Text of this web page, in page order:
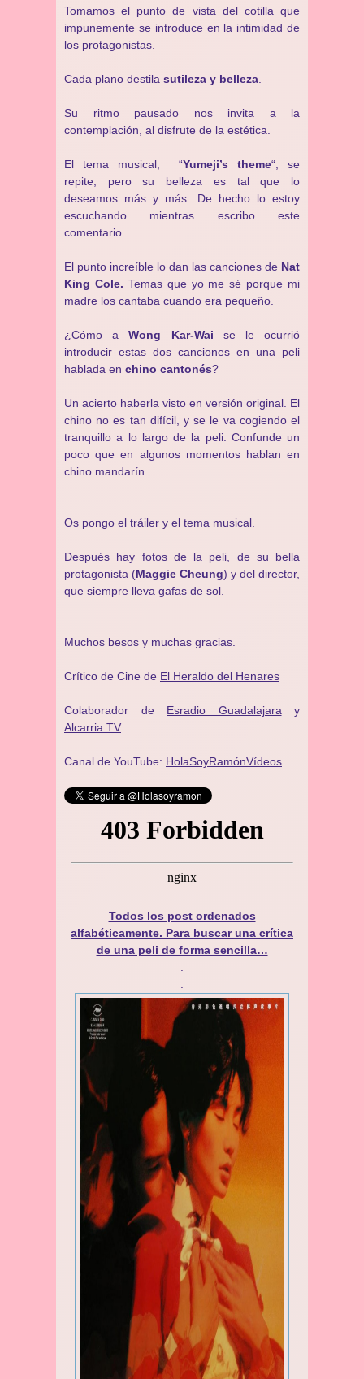
Tomamos el punto de vista del cotilla que
impunemente se introduce en la intimidad de
los protagonistas.
Cada plano destila sutileza y belleza
Su ritmo pausado nos invita a la
contemplación, al disfrute de la estética.
El tema musical, “Yumeji’s theme“, se
repite, pero su belleza es tal que lo
deseamos más y más. De hecho lo estoy
escuchando mientras escribo este
comentario.
El punto increíble lo dan las canciones de Nat
King Cole. Temas que yo me sé porque mi
madre los cantaba cuando era pequeño.
¿Cómo aWong Kar-Wai se le ocurrió
introducir estas dos canciones en una peli
hablada en chino cantonés?
Un acierto haberla visto en versión original. El
chino no es tan difícil, y se le va cogiendo el
tranquillo a lo largo de la peli. Confunde un
poco que en algunos momentos hablan en
chino mandarín.
Os pongo el tráiler y el tema musical.
Después hay fotos de la peli, de su bella
protagonista (Maggie Cheung) y del director,
que siempre lleva gafas de sol.
Muchos besos y muchas gracias.
Crítico de Cine de El Heraldo del Henares
Colaborador de Esradio Guadalajara y
Alcarria TV
Canal de YouTube: HolaSoyRamónVídeos
Todos los post ordenados
alfabéticamente. Para buscar una crítica
de una peli de forma sencilla…